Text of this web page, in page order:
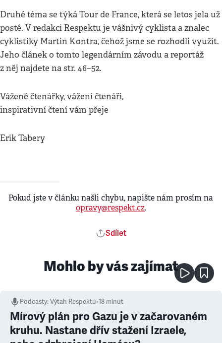
Druhé téma se týká Tour de France, která se letos jela už
posté. V redakci Respektu je vášnivý cyklista a znalec
cyklistiky Martin Kontra, čehož jsme se rozhodli využít.
Jeho článek o tomto legendárním závodu a reportáž
z něj najdete na str. 46–52.
Vážené čtenářky, vážení čtenáři,
inspirativní čtení vám přeje
Erik Tabery
Pokud jste v článku našli chybu, napište nám prosím na
opravy@respekt.cz.
Sdílet
Mohlo by vás zajímat
Podcasty:Výtah Respektu•18 minut
Mírový plán pro Gazu je v začarovaném
kruhu. Nastane dřív stažení Izraele,